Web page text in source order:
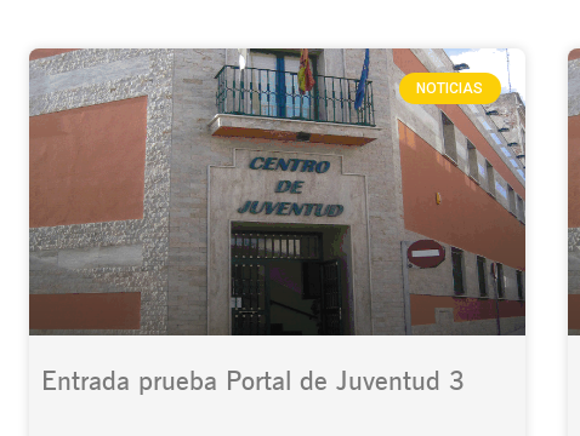
NOTICIAS
Entrada prueba Portal de Juventud 3